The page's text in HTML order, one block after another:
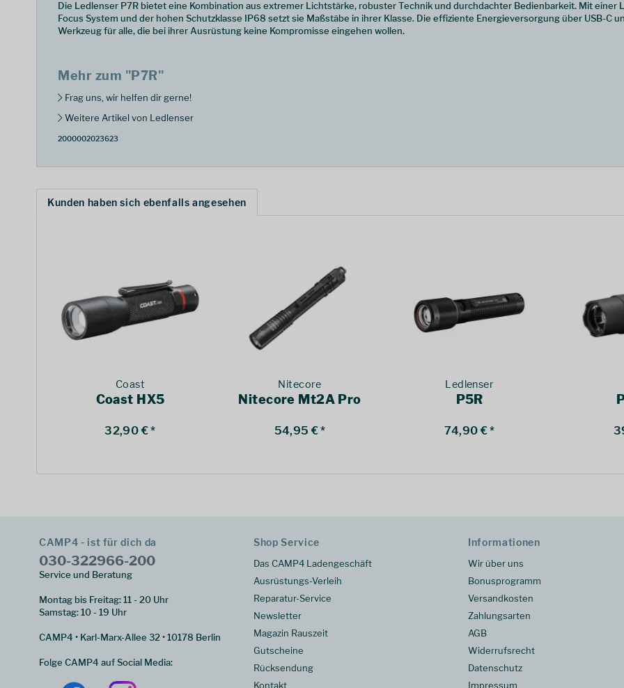
Die Ledlenser P7R bietet eine Kombination aus extremer Lichtstärke, robuster Technik und durchdachter Bedienbarkeit. Mit
Focus System und der hohen Schutzklasse IP68 setzt sie Maßstäbe in ihrer Klasse. Die effiziente Energieversorgung über USB-C
Werkzeug für alle, die bei ihrer Ausrüstung keine Kompromisse eingehen wollen.
Mehr zum "P7R"
Frag uns, wir helfen dir gerne!
Weitere Artikel von Ledlenser
2000002023623
Kunden haben sich ebenfalls angesehen
Coast
Coast HX5
32,90 € *
Nitecore
Nitecore Mt2A Pro
54,95 € *
Ledlenser
P5R
74,90 € *
CAMP4 - ist für dich da
030-322966-200
Service und Beratung
Montag bis Freitag: 11 - 20 Uhr
Samstag: 10 - 19 Uhr
CAMP4 • Karl-Marx-Allee 32 • 10178 Berlin
Folge CAMP4 auf Social Media:
Shop Service
Das CAMP4 Ladengeschäft
Ausrüstungs-Verleih
Reparatur-Service
Newsletter
Magazin Rauszeit
Gutscheine
Rücksendung
Kontakt
Informationen
Wir über uns
Bonusprogramm
Versandkosten
Zahlungsarten
AGB
Widerrufsrecht
Datenschutz
Impressum